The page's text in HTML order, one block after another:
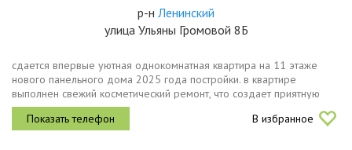
р-н Ленинский
улица Ульяны Громовой 8Б
сдается впервые уютная однокомнатная квартира на 11 этаже
нового панельного дома 2025 года постройки. в квартире
выполнен свежий косметический ремонт, что создает приятную
атмосферу для проживания.просторная кухня площадью 9 м.кв.
оснащена...
В избранное